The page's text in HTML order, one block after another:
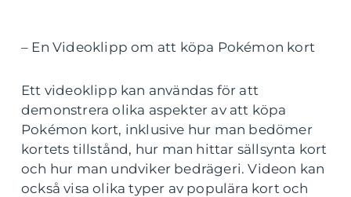
– En Videoklipp om att köpa Pokémon kort
Ett videoklipp kan användas för att
demonstrera olika aspekter av att köpa
Pokémon kort, inklusive hur man bedömer
kortets tillstånd, hur man hittar sällsynta kort
och hur man undviker bedrägeri. Videon kan
också visa olika typer av populära kort och